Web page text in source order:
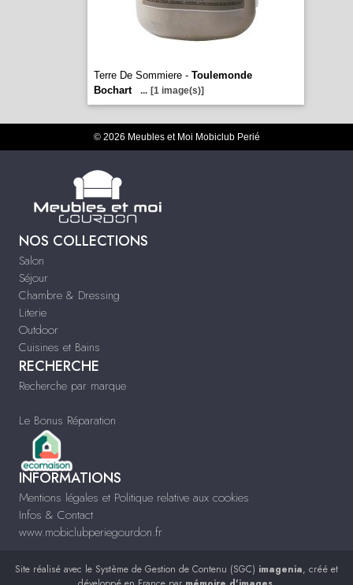
Terre De Sommiere - Toulemonde
Bochart
... [1 image(s)]
© 2026 Meubles et Moi Mobiclub Perié
NOS COLLECTIONS
Salon
Séjour
Chambre & Dressing
Literie
Outdoor
Cuisines et Bains
RECHERCHE
Recherche par marque
Le Bonus Réparation
INFORMATIONS
Mentions légales et Politique relative aux cookies
Infos & Contact
www.mobiclubperiegourdon.fr
Site réalisé avec le Système de Gestion de Contenu (SGC) imagenia, créé et